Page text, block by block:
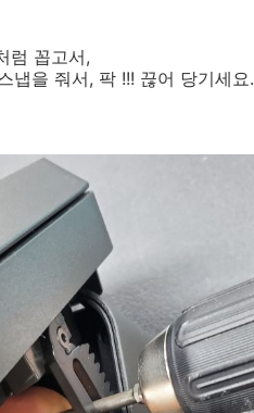
럼 꼽고서,
냅을 줘서, 팍 !!! 끊어 당기세요.